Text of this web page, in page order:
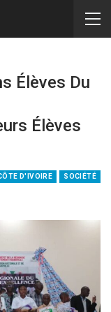
Élèves Du
Élèves
D'IVOIRE SOCIÉTÉ